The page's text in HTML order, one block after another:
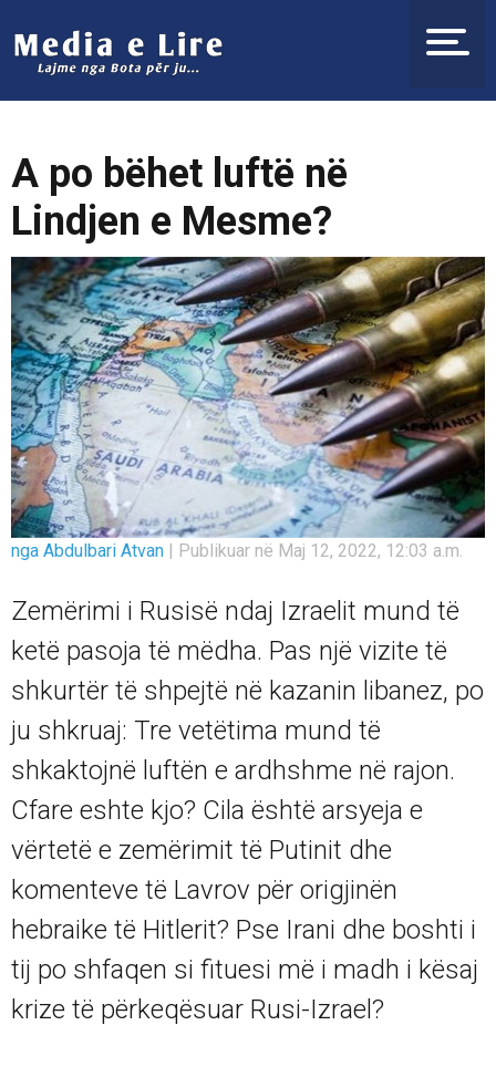
A po bëhet luftë në
Lindjen e Mesme?
nga Abdulbari Atvan | Publikuar në Maj 12, 2022, 12:03 a.m.
Zemërimi i Rusisë ndaj Izraelit mund të
ketë pasoja të mëdha. Pas një vizite të
shkurtër të shpejtë në kazanin libanez, po
ju shkruaj: Tre vetëtima mund të
shkaktojnë luftën e ardhshme në rajon.
Cfare eshte kjo? Cila është arsyeja e
vërtetë e zemërimit të Putinit dhe
komenteve të Lavrov për origjinën
hebraike të Hitlerit? Pse Irani dhe boshti i
tij po shfaqen si fituesi më i madh i kësaj
krize të përkeqësuar Rusi-Izrael?